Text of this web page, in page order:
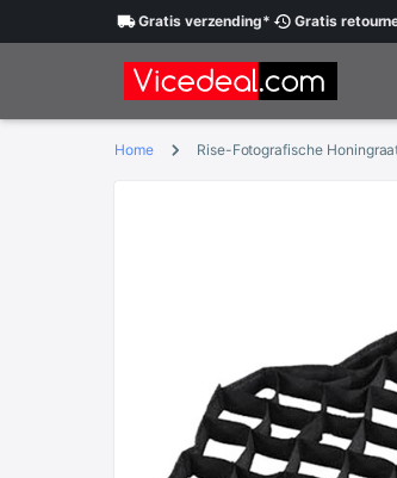
Gratisverzending* Gratis
Home